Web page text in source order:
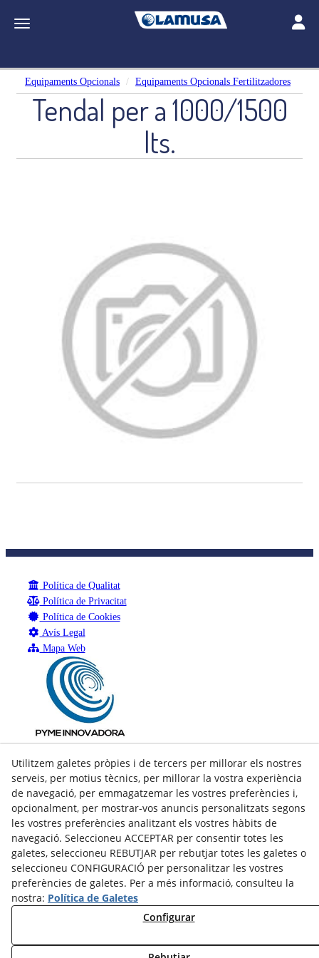
Toggle navigation
Equipaments Opcionals Equipaments Opcionals Fertilitzadores
Tendal per a 1000/1500
lts.
Política de Qualitat
Política de Privacitat
Política de Cookies
Avís Legal
Mapa Web
Utilitzem galetes pròpies i de tercers per millorar els nostres
serveis, per motius tècnics, per millorar la vostra experiència
de navegació, per emmagatzemar les vostres preferències i,
opcionalment, per mostrar-vos anuncis personalitzats segons
les vostres preferències analitzant els vostres hàbits de
navegació. Seleccioneu ACCEPTAR per consentir totes les
galetes, seleccioneu REBUTJAR per rebutjar totes les galetes o
seleccioneu CONFIGURACIÓ per personalitzar les vostres
preferències de galetes. Per a més informació, consulteu la
nostra: Política de Galetes
Configurar